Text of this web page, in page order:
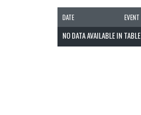
DATE EVENT
NO DATA AVAILABLE IN TABLE